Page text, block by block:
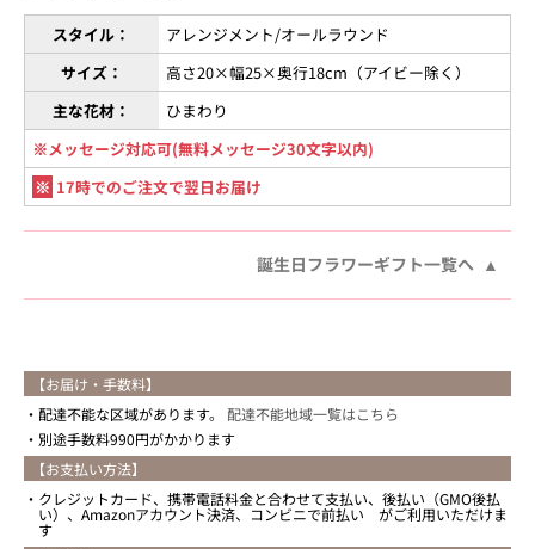
スタイル：
アレンジメント/オールラウンド
サイズ：
高さ20×幅25×奥行18cm（アイビー除く）
主な花材：
ひまわり
※メッセージ対応可(無料メッセージ30文字以内)
※ 17時でのご注文で翌日お届け
誕生日フラワーギフト一覧へ
【お届け・手数料】
配達不能な区域があります。 配達不能地域一覧はこちら
別途手数料990円がかかります
【お支払い方法】
クレジットカード、携帯電話料金と合わせて支払い、後払い（GMO後払
い）、Amazonアカウント決済、コンビニで前払い がご利用いただけま
す